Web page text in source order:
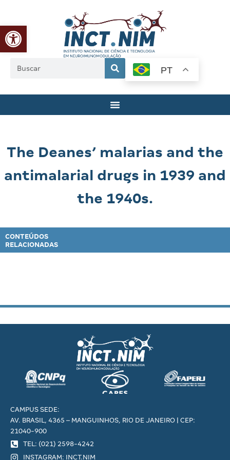
Abrir a barra de ferramentas
PT
The Deanes’ malarias and the
antimalarial drugs in 1939 and
the 1940s.
CONTEÚDOS
RELACIONADAS
CAMPUS SEDE:
AV. BRASIL, 4365 – MANGUINHOS, RIO DE JANEIRO | CEP:
21040-900
TEL: (021) 2598-4242
INSTAGRAM: INCT.NIM